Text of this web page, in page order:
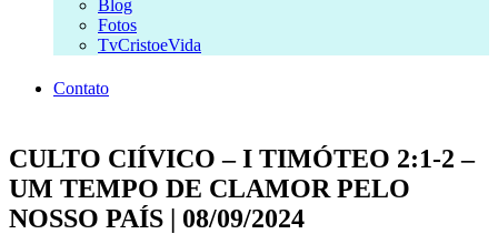
Blog
Fotos
TvCristoeVida
Contato
CULTO CIÍVICO – I TIMÓTEO 2:1-2 –
UM TEMPO DE CLAMOR PELO
NOSSO PAÍS | 08/09/2024